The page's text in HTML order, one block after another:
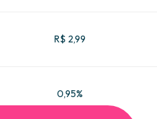
R$ 2,99
0,95%